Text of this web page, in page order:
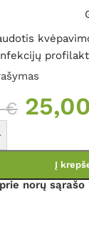
€ 25,00
Į
norų sąrašo